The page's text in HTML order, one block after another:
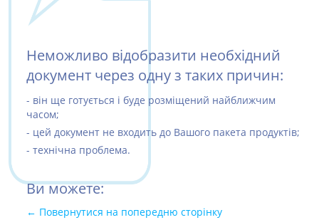
Неможливо відобразити необхідний
документ через одну з таких причин:
- він ще готується і буде розміщений найближчим
часом;
- цей документ не входить до Вашого пакета продуктів;
- технічна проблема.
Ви можете:
← Повернутися на попередню сторінку